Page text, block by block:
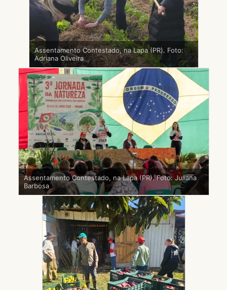
Assentamento Contestado, na Lapa (PR). Foto:
Adriana Oliveira
Assentamento Contestado, na Lapa (PR). Foto: Juliana
Barbosa